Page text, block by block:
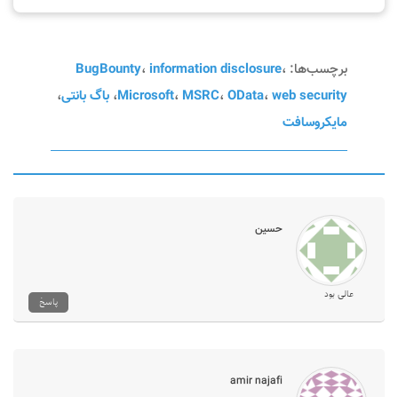
برچسب‌ها: BugBounty،information disclosure،
Microsoft،MSRC،OData،web security ، باگ بانتی،
مایکروسافت
حسین
عالی بود
پاسخ
amir najafi